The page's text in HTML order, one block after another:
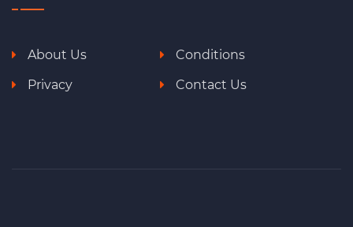
About Us
Conditions
Privacy
Contact Us